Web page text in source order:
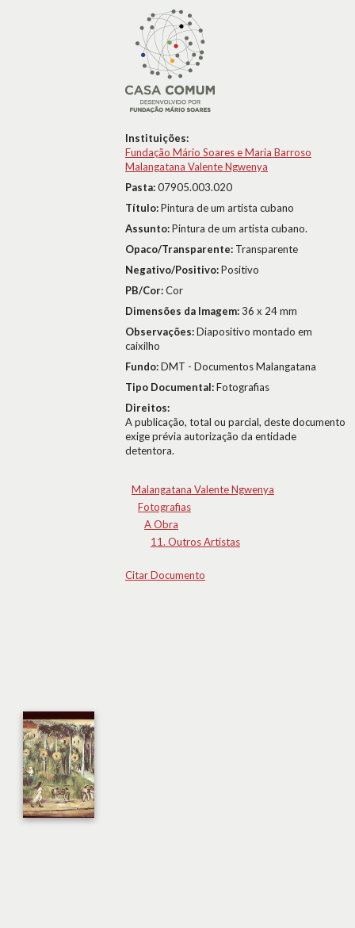
Instituições:
Fundação Mário Soares e Maria Barroso
Malangatana Valente Ngwenya
Pasta:07905.003.020
Título:Pintura de um artista cubano
Assunto:Pintura de um artista cubano.
Opaco/Transparente: Transparente
Negativo/Positivo:Positivo
PB/Cor:Cor
Dimensões da Imagem:36 x 24 mm
Observações:Diapositivo montado em
caixilho
Fundo:DMT - Documentos Malangatana
Tipo Documental:Fotografias
Direitos:
A publicação, total ou parcial, deste documento
exige prévia autorização da entidade
detentora.
Malangatana Valente Ngwenya
Fotografias
A Obra
11. Outros Artistas
Citar Documento